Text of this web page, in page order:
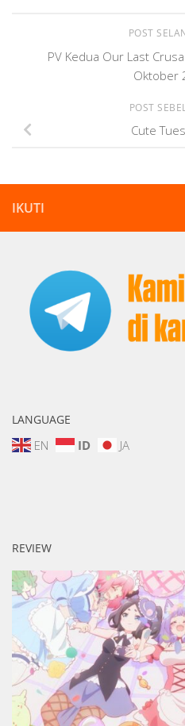
POST
PV Kedua Our Last
Oktober
POST
Cute
IKUTI
LANGUAGE
EN ID JA
REVIEW